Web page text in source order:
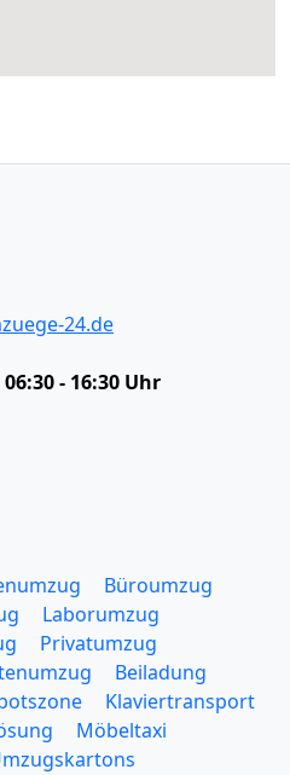
24.de
06:30 - 16:30 Uhr
Büroumzug
Laborumzug
Privatumzug
Beiladung
Klaviertransport
Möbeltaxi